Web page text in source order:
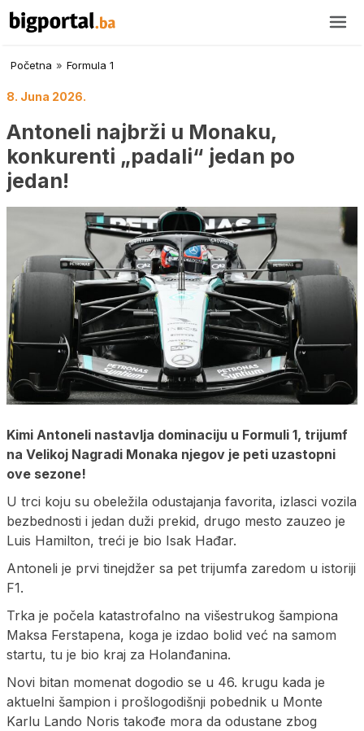
Početna » Formula 1
8. Juna 2026.
Antoneli najbrži u Monaku,
konkurenti „padali“ jedan po
jedan!
Kimi Antoneli nastavlja dominaciju u Formuli 1, trijumf
na Velikoj Nagradi Monaka njegov je peti uzastopni
ove sezone!
U trci koju su obeležila odustajanja favorita, izlasci vozila
bezbednosti i jedan duži prekid, drugo mesto zauzeo je
Luis Hamilton, treći je bio Isak Hađar.
Antoneli je prvi tinejdžer sa pet trijumfa zaredom u istoriji
F1.
Trka je počela katastrofalno na višestrukog šampiona
Maksa Ferstapena, koga je izdao bolid već na samom
startu, tu je bio kraj za Holanđanina.
Novi bitan momenat dogodio se u 46. krugu kada je
aktuelni šampion i prošlogodišnji pobednik u Monte
Karlu Lando Noris takođe mora da odustane zbog